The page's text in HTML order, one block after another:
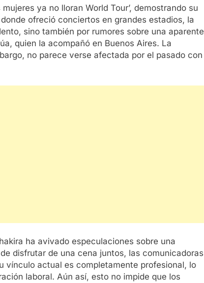
ya no lloran World Tour’, demostrando su
ofreció conciertos en grandes estadios, la
sino también por rumores sobre una aparente
quien la acompañó en Buenos Aires. La
no parece verse afectada por el pasado con
ha avivado especulaciones sobre una
disfrutar de una cena juntos, las comunicadoras
vínculo actual es completamente profesional, lo
laboral. Aún así, esto no impide que los